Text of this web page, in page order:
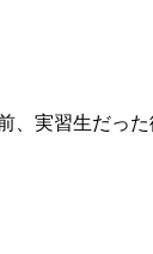
、実習生だっ